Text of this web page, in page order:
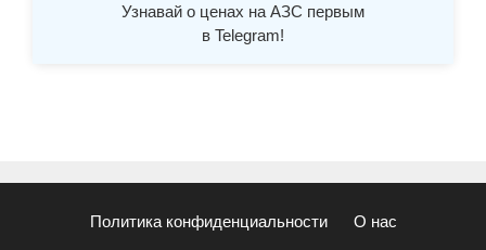
Узнавай о ценах на АЗС первым
в Telegram!
Политика конфиденциальности О нас